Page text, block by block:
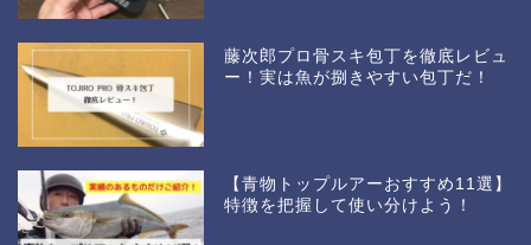
藤次郎プロ骨スキ包丁を徹底レビュ
ー！実は魚が捌きやすい包丁だ！
【青物トップルアーおすすめ11選】
特徴を把握して使い分けよう！